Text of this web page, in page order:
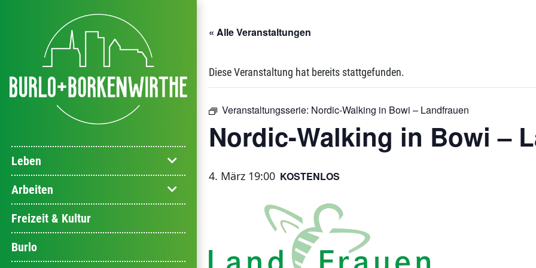
Leben
Arbeiten
Freizeit & Kultur
Burlo
« Alle Veranstaltungen
Diese Veranstaltung hat bereits stattgefunden.
Veranstaltungsserie: Nordic-Walking in Bowi – Landfrauen
Nordic-Walking in Bowi –
4. März 19:00 KOSTENLOS